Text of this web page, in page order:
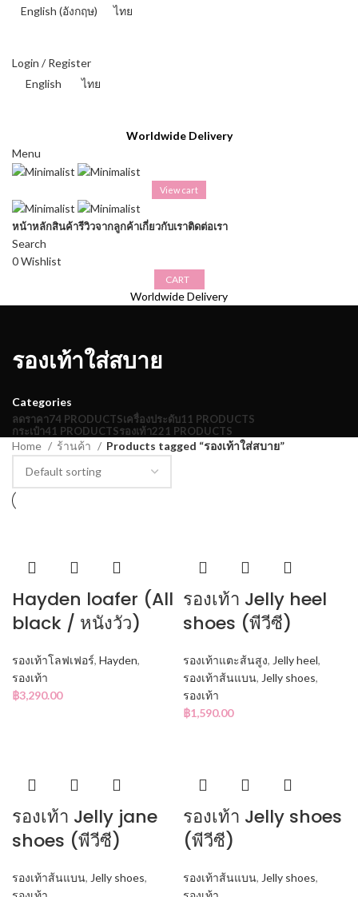
English (อังกฤษ) ไทย
Login / Register
English
ไทย
Worldwide Delivery
Menu
View cart
หน้าหลักสินค้ารีวิวจากลูกค้าเกี่ยวกับเราติดต่อเรา
Search
0Wishlist
CART
Worldwide Delivery
รองเท้าใส่สบาย
Categories
ลดราคา74 PRODUCTSเครื่องประดับ11 PRODUCTS
กระเป๋า41 PRODUCTSรองเท้า221 PRODUCTS
Home ร้านค้า Products tagged “รองเท้าใส่สบาย”
Hayden loafer (All
black / หนังวัว)
รองเท้าโลฟเฟอร์, Hayden,
รองเท้า
฿3,290.00
รองเท้า Jelly heel
shoes (พีวีซี)
รองเท้าแตะส้นสูง, Jelly heel,
รองเท้าส้นแบน, Jelly shoes,
รองเท้า
฿1,590.00
รองเท้า Jelly jane
shoes (พีวีซี)
รองเท้าส้นแบน, Jelly shoes,
รองเท้า Jelly shoes
(พีวีซี)
รองเท้าส้นแบน, Jelly shoes,